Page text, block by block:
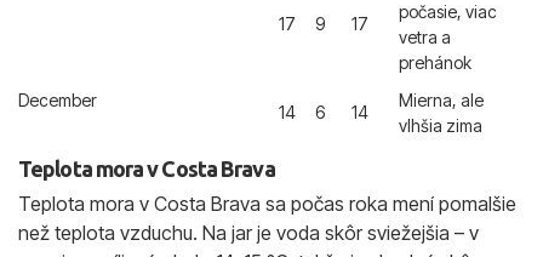
17
9 17
počasie, viac
vetra a
prehánok
December
14 6 14
Mierna, ale
vlhšia zima
Teplota mora v Costa Brava
Teplota mora v Costa Brava sa počas roka mení pomalšie
než teplota vzduchu. Na jar je voda skôr sviežejšia – v